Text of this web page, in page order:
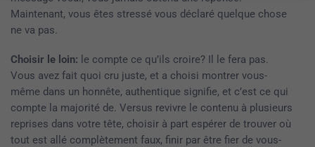
Maintenant, vous êtes stressé vous déclaré quelque chose
ne va pas.
Choisir le loin: le compte ce qu’ils croire? Il le fera pas.
Vous avez fait quoi cru juste, et a choisi montrer vous-
même dans un honnête, authentique signifie, et c’est ce qui
compte la majorité de. Versus revivre le contenu à plusieurs
reprises dans votre tête, choisir à part espérer de trouver où
tout est allé complètement faux, finir par être fier de vous-